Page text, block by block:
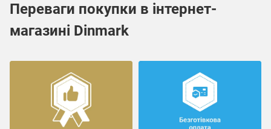
Переваги покупки в інтернет-
магазині Dinmark